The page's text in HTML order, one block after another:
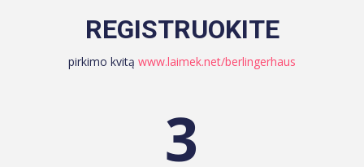
REGISTRUOKITE
pirkimo kvitą www.laimek.net/berlingerhaus
3